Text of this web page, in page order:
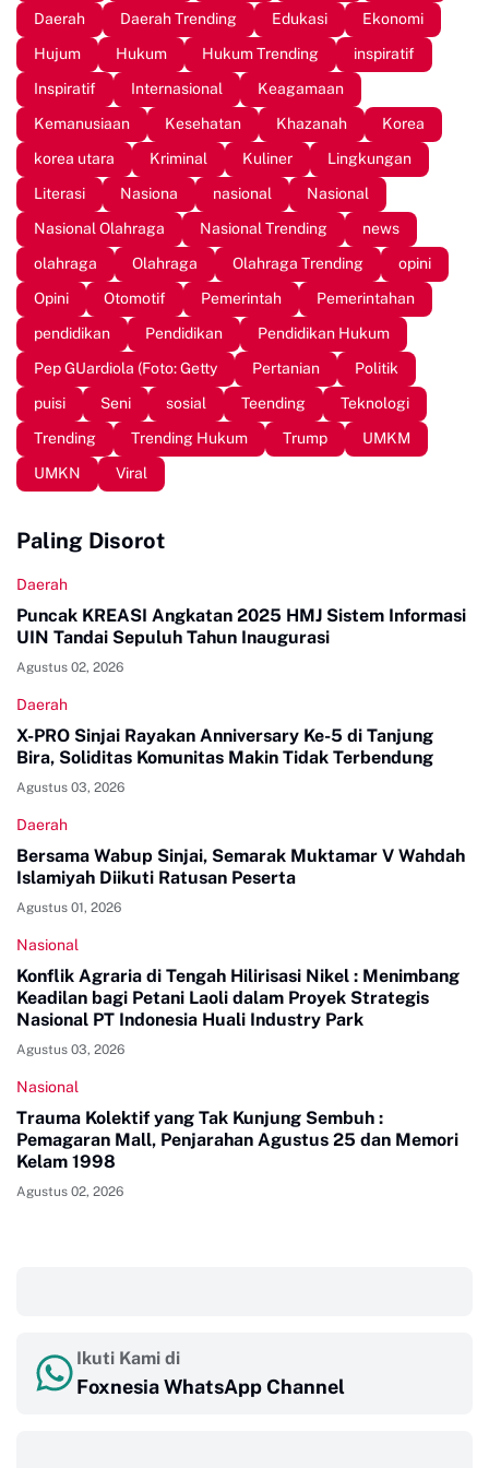
Daerah Daerah Trending Edukasi
Ekonomi
Hujum
Hukum Hukum Trending
inspiratif
Inspiratif
Internasional
Keagamaan
Kemanusiaan
Kesehatan Khazanah
Korea
korea utara
Kriminal Kuliner
Lingkungan
Literasi
Nasiona nasional
Nasional
Nasional Olahraga
Nasional Trending
news
olahraga
Olahraga Olahraga Trending
opini
Opini
Otomotif Pemerintah
Pemerintahan
pendidikan
Pendidikan
Pendidikan Hukum
Pep GUardiola (Foto: Getty
Pertanian
Politik
puisi
Seni sosial Teending
Teknologi
Trending
Trending Hukum Trump
UMKM
UMKN
Viral
Paling Disorot
Daerah
Puncak KREASI Angkatan 2025 HMJ Sistem Informasi
UIN Tandai Sepuluh Tahun Inaugurasi
Agustus 02, 2026
Daerah
X-PRO Sinjai Rayakan Anniversary Ke-5 di Tanjung
Bira, Soliditas Komunitas Makin Tidak Terbendung
Agustus 03, 2026
Daerah
Bersama Wabup Sinjai, Semarak Muktamar V Wahdah
Islamiyah Diikuti Ratusan Peserta
Agustus 01, 2026
Nasional
Konflik Agraria di Tengah Hilirisasi Nikel : Menimbang
Keadilan bagi Petani Laoli dalam Proyek Strategis
Nasional PT Indonesia Huali Industry Park
Agustus 03, 2026
Nasional
Trauma Kolektif yang Tak Kunjung Sembuh :
Pemagaran Mall, Penjarahan Agustus 25 dan Memori
Kelam 1998
Agustus 02, 2026
Ikuti Kami di
Foxnesia WhatsApp Channel